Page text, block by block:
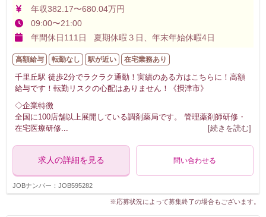
年収382.17〜680.04万円
09:00〜21:00
年間休日111日 夏期休暇３日、年末年始休暇4日
高額給与 転勤なし 駅が近い 在宅業務あり
千里丘駅 徒歩2分でラクラク通勤！実績のある方はこちらに！高額
給与です！転勤リスクの心配はありません！《摂津市》
◇企業特徴
全国に100店舗以上展開している調剤薬局です。 管理薬剤師研修・
在宅医療研修
[続きを読む]
求人の詳細を見る 問い合わせる
JOBナンバー：JOB595282
※応募状況によって募集終了の場合もございます。